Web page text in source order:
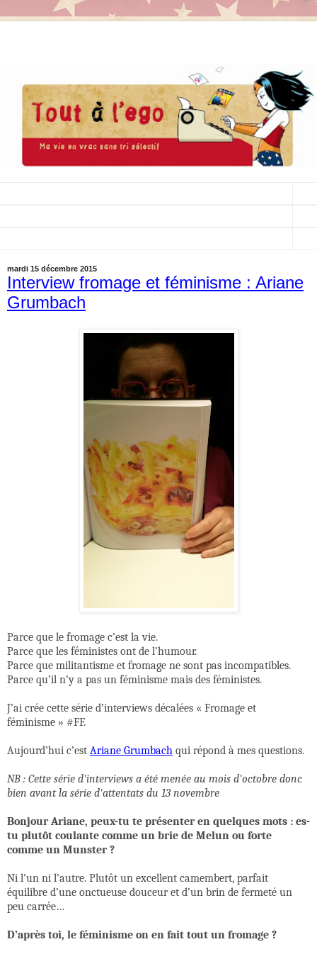
mardi 15 décembre 2015
Interview fromage et féminisme : Ariane
Grumbach
Parce que le fromage c’est la vie.
Parce que les féministes ont de l’humour.
Parce que militantisme et fromage ne sont pas incompatibles.
Parce qu’il n’y a pas un féminisme mais des féministes.
J’ai crée cette série d’interviews décalées « Fromage et
féminisme » #FF.
Aujourd’hui c’est Ariane Grumbach qui répond à mes questions.
NB : Cette série d'interviews a été menée au mois d'octobre donc
bien avant la série d'attentats du 13 novembre
Bonjour Ariane, peux-tu te présenter en quelques mots : es-
tu plutôt coulante comme un brie de Melun ou forte
comme un Munster ?
Ni l’un ni l’autre. Plutôt un excellent camembert, parfait
équilibre d’une onctueuse douceur et d’un brin de fermeté un
peu carrée…
D’après toi, le féminisme on en fait tout un fromage ?